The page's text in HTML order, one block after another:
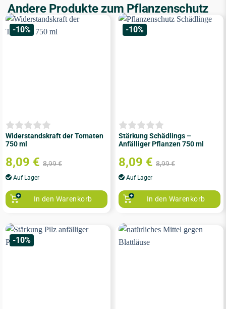
Andere Produkte zum Pflanzenschutz
-10%
Widerstandskraft der Tomaten
750 ml
8,99€
8,09 €
Auf Lager
In den Warenkorb
-10%
Stärkung Schädlings –
Anfälliger Pflanzen 750 ml
8,99€
8,09 €
Auf Lager
In den Warenkorb
-10%